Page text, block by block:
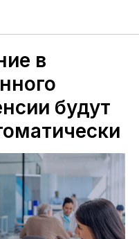
в
будут